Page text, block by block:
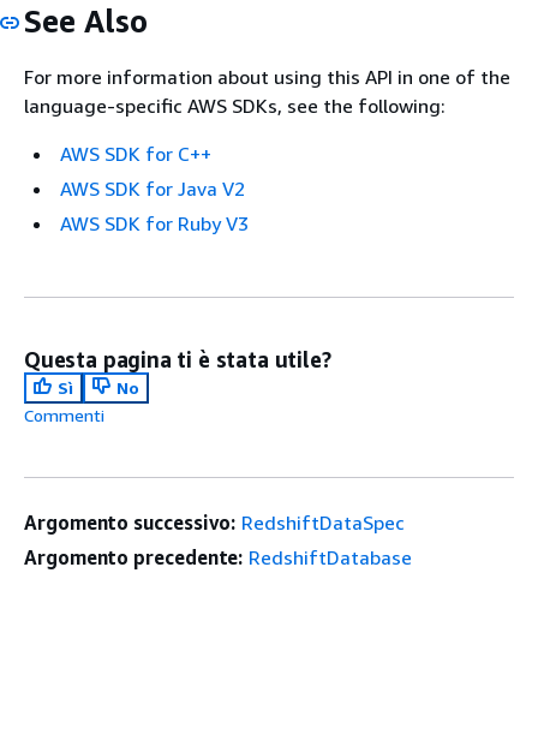
See Also
For more information about using this API in one of the
language-specific AWS SDKs, see the following:
AWS SDK for C++
AWS SDK for Java V2
AWS SDK for Ruby V3
Questa pagina ti è stata utile?
Sì
No
Commenti
Argomento successivo: RedshiftDataSpec
Argomento precedente: RedshiftDatabase